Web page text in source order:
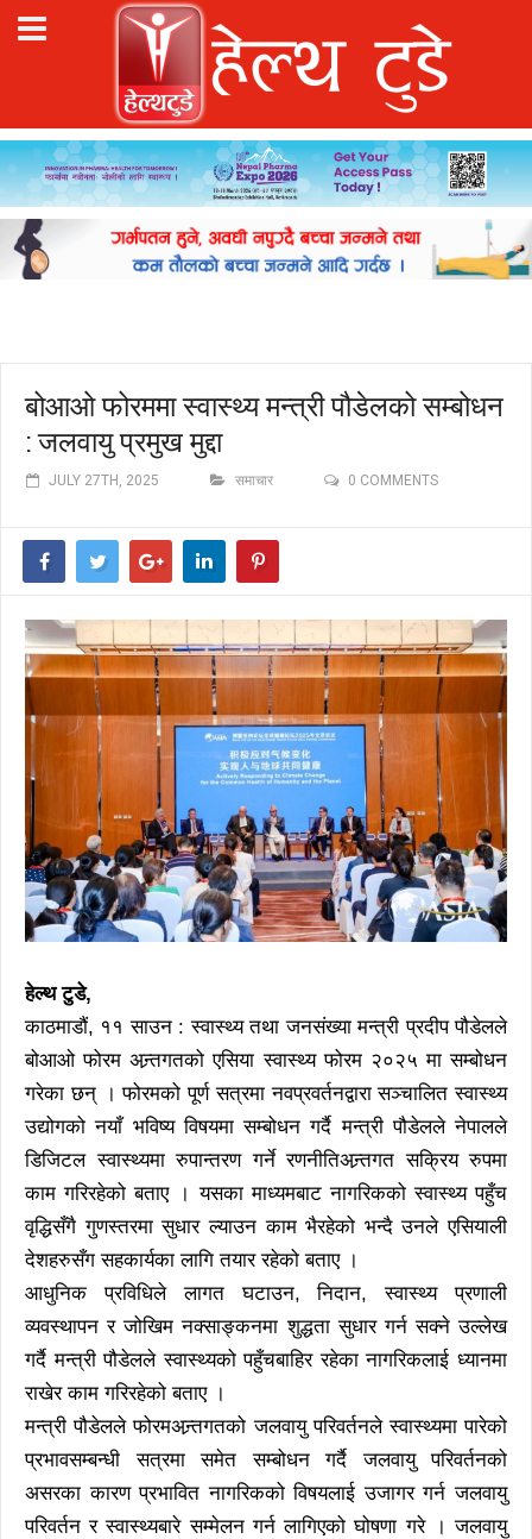
बोआओ फोरममा स्वास्थ्य मन्त्री पौडेलको सम्बोधन
: जलवायु प्रमुख मुद्दा
JULY 27TH, 2025 समाचार 0 COMMENTS
हेल्थ टुडे,
काठमाडौं, ११ साउन : स्वास्थ्य तथा जनसंख्या मन्त्री प्रदीप पौडेलले
बोआओ फोरम अन्र्तगतको एसिया स्वास्थ्य फोरम २०२५ मा सम्बोधन
गरेका छन् । फोरमको पूर्ण सत्रमा नवप्रवर्तनद्वारा सञ्चालित स्वास्थ्य
उद्योगको नयाँ भविष्य विषयमा सम्बोधन गर्दै मन्त्री पौडेलले नेपालले
डिजिटल स्वास्थ्यमा रुपान्तरण गर्ने रणनीतिअन्र्तगत सक्रिय रुपमा
काम गरिरहेको बताए । यसका माध्यमबाट नागरिकको स्वास्थ्य पहुँच
वृद्धिसँगै गुणस्तरमा सुधार ल्याउन काम भैरहेको भन्दै उनले एसियाली
देशहरुसँग सहकार्यका लागि तयार रहेको बताए ।
आधुनिक प्रविधिले लागत घटाउन, निदान, स्वास्थ्य प्रणाली
व्यवस्थापन र जोखिम नक्साङ्कनमा शुद्धता सुधार गर्न सक्ने उल्लेख
गर्दै मन्त्री पौडेलले स्वास्थ्यको पहुँचबाहिर रहेका नागरिकलाई ध्यानमा
राखेर काम गरिरहेको बताए ।
मन्त्री पौडेलले फोरमअन्र्तगतको जलवायु परिवर्तनले स्वास्थ्यमा पारेको
प्रभावसम्बन्धी सत्रमा समेत सम्बोधन गर्दै जलवायु परिवर्तनको
असरका कारण प्रभावित नागरिकको विषयलाई उजागर गर्न जलवायु
परिवर्तन र स्वास्थ्यबारे सम्मेलन गर्न लागिएको घोषणा गरे । जलवायु